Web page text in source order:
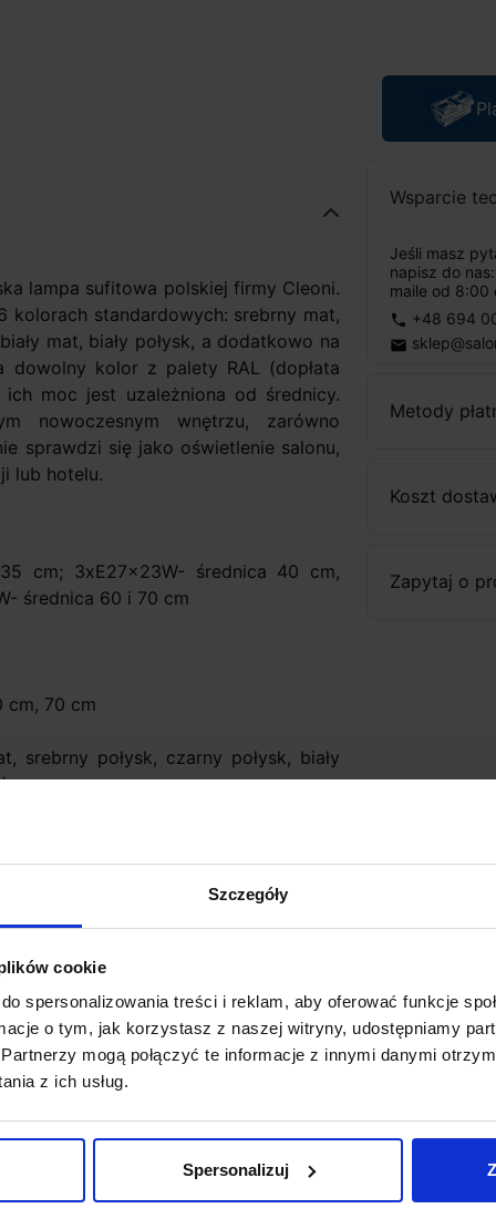
Szczegóły
cookie
spersonalizowania treści i reklam, aby oferować funkcje
o tym, jak korzystasz z naszej witryny, udostępniamy
mogą połączyć te informacje z innymi danymi
z ich usług.
Spersonalizuj
Wsparcie
Jeśli masz
napisz do
maile od 8:00
phone +48 694
email
Metody
Koszt
Zapytaj o
lampa sufitowa polskiej firmy Cleoni.
kolorach standardowych: srebrny mat,
mat, biały połysk, a dodatkowo na
dowolny kolor z palety RAL (dopłata
ich moc jest uzależniona od średnicy.
nowoczesnym wnętrzu, zarówno
sprawdzi się jako oświetlenie salonu,
lub hotelu.
cm; 3xE27x23W- średnica 40 cm,
średnica 60 i 70 cm
cm, 70 cm
srebrny połysk, czarny połysk, biały